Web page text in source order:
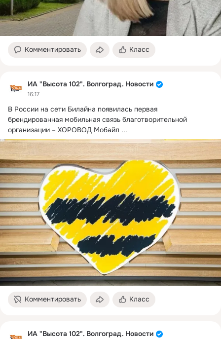
Комментировать Класс
ИА "Высота 102". Волгоград. Новости
16:17
В России на сети Билайна появилась первая
брендированная мобильная связь благотворительной
организации – ХОРОВОД Мобайл ...
Комментировать Класс
ИА "Высота 102". Волгоград. Новости